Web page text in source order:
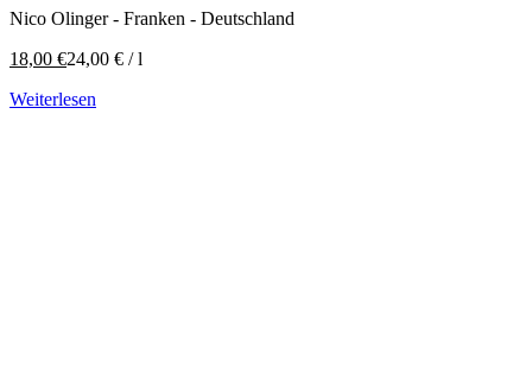
Nico Olinger - Franken - Deutschland
18,00 €24,00 € /l
Weiterlesen